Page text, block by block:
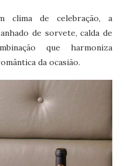
clima de celebração, a
de sorvete, calda de
que harmoniza
da ocasião.